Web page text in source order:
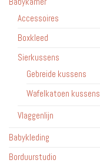
Accessoires
Boxkleed
Sierkussens
Gebreide kussens
Wafelkatoen kussens
Vlaggenlijn
Babykleding
Borduurstudio